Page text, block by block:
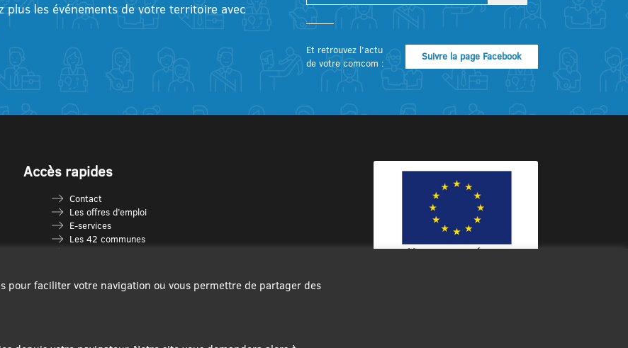
plus les événements de votre territoire avec
Et retrouvez l’actu
de votre comcom :
Suivre la page Facebook
Accès rapides
Contact
Les offres d’emploi
E-services
Les 42 communes
Espace France Services
Les séniors
pour faciliter votre navigation ou vous permettre de partager des